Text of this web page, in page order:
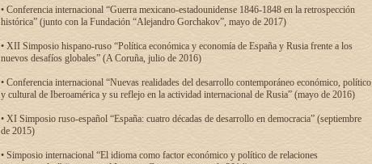
• Conferencia internacional “Guerra mexicano-estadounidense 1846-1848 en la retrospección
histórica” (junto con la Fundación “Alejandro Gorchakov”, mayo de 2017)
• XII Simposio hispano-ruso “Política económica y economía de España y Rusia frente a los
nuevos desafíos globales” (A Coruña, julio de 2016)
• Conferencia internacional “Nuevas realidades del desarrollo contemporáneo económico, político
y cultural de Iberoamérica y su reflejo en la actividad internacional de Rusia” (mayo de 2016)
• XI Simposio ruso-español “España: cuatro décadas de desarrollo en democracia” (septiembre
de 2015)
• Simposio internacional “El idioma como factor económico y político de relaciones